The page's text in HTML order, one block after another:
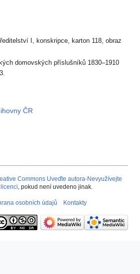
I, konskripce, karton 118, obraz
domovských příslušníků 1830–1910
ČR
Commons Uveďte autora-Nevyužívejte
, pokud není uvedeno jinak.
osobních údajů Kontakty